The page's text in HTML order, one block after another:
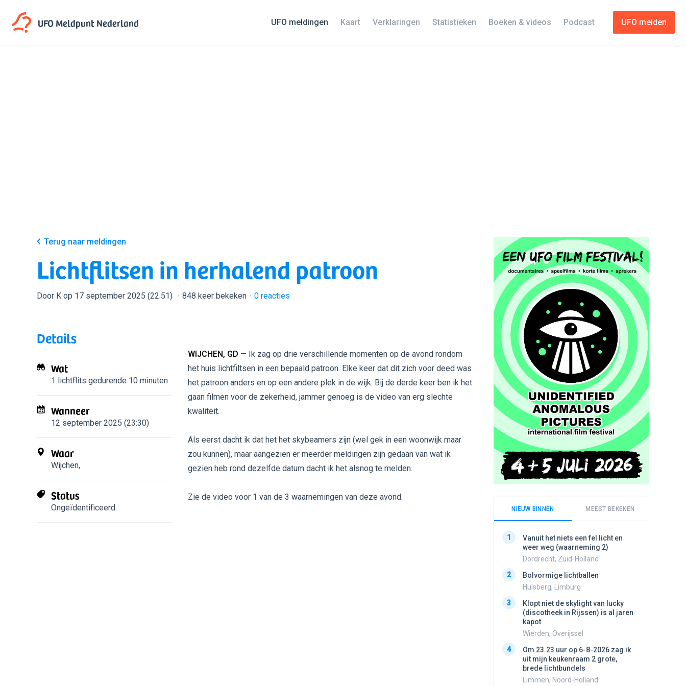
UFO MeldpuntNederland UFO melden
UFO meldingen Kaart Verklaringen Statistieken Boeken & videos Podcast
Terug naar meldingen
Lichtflitsen in herhalend patroon
Door K op 17 september 2025 (22:51) 848 keer bekeken 0 reacties
Details
Wat
1 lichtflits gedurende 10 minuten
Wanneer
12 september 2025 (23:30)
Waar
Wijchen,
Status
Ongeïdentificeerd
WIJCHEN, GD — Ik zag op drie verschillende momenten op de avond rondom
het huis lichtfiltsen in een bepaald patroon. Elke keer dat dit zich voor deed was
het patroon anders en op een andere plek in de wijk. Bij de derde keer ben ik het
gaan filmen voor de zekerheid, jammer genoeg is de video van erg slechte
kwaliteit.
Als eerst dacht ik dat het het skybeamers zijn (wel gek in een woonwijk maar
zou kunnen), maar aangezien er meerder meldingen zijn gedaan van wat ik
gezien heb rond dezelfde datum dacht ik het alsnog te melden.
Zie de video voor 1 van de 3 waarnemingen van deze avond.
NIEUW BINNEN MEEST BEKEKEN
1
Vanuit het niets een fel licht en
weer weg (waarneming 2)
Dordrecht, Zuid-Holland
2
Bolvormige lichtballen
Hulsberg, Limburg
3
Klopt niet de skylight van lucky
(discotheek in Rijssen) is al jaren
kapot
Wierden, Overijssel
4
Om 23.23 uur op 6-8-2026 zag ik
uit mijn keukenraam 2 grote,
brede lichtbundels
Limmen, Noord-Holland